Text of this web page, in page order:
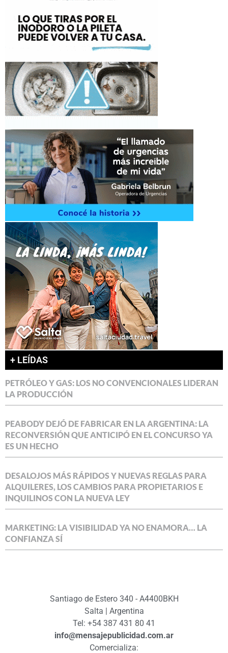
+ LEÍDAS
PETRÓLEO Y GAS: LOS NO CONVENCIONALES LIDERAN
LA PRODUCCIÓN
PEABODY DEJÓ DE FABRICAR EN LA ARGENTINA: LA
RECONVERSIÓN QUE ANTICIPÓ EN EL CONCURSO YA
ES UN HECHO
DESALOJOS MÁS RÁPIDOS Y NUEVAS REGLAS PARA
ALQUILERES, LOS CAMBIOS PARA PROPIETARIOS E
INQUILINOS CON LA NUEVA LEY
MARKETING: LA VISIBILIDAD YA NO ENAMORA… LA
CONFIANZA SÍ
Santiago de Estero 340 - A4400BKH
Salta | Argentina
Tel: +54 387 431 80 41
info@mensajepublicidad.com.ar
Comercializa: